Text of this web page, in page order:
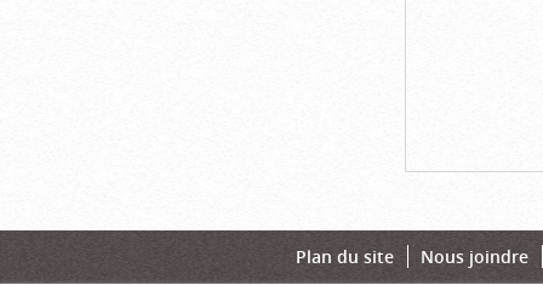
Plan du site Nous joindre